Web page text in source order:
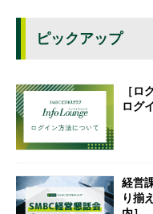
ピックアップ
［
ログ
経営
り揃